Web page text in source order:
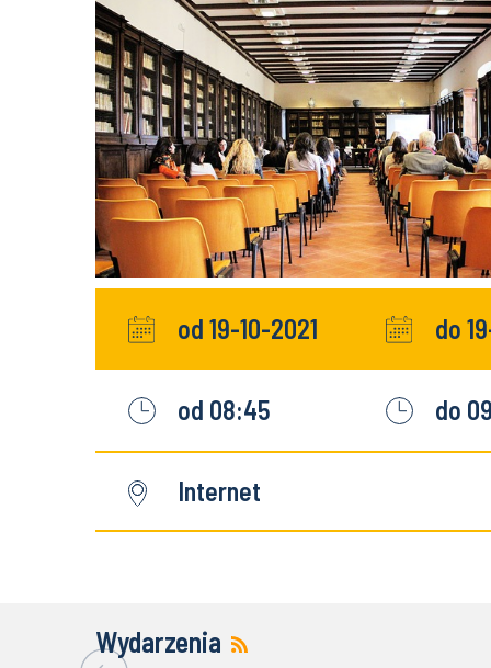
od 19-10-2021
od 08:45
do
do
Internet
Wydarzenia